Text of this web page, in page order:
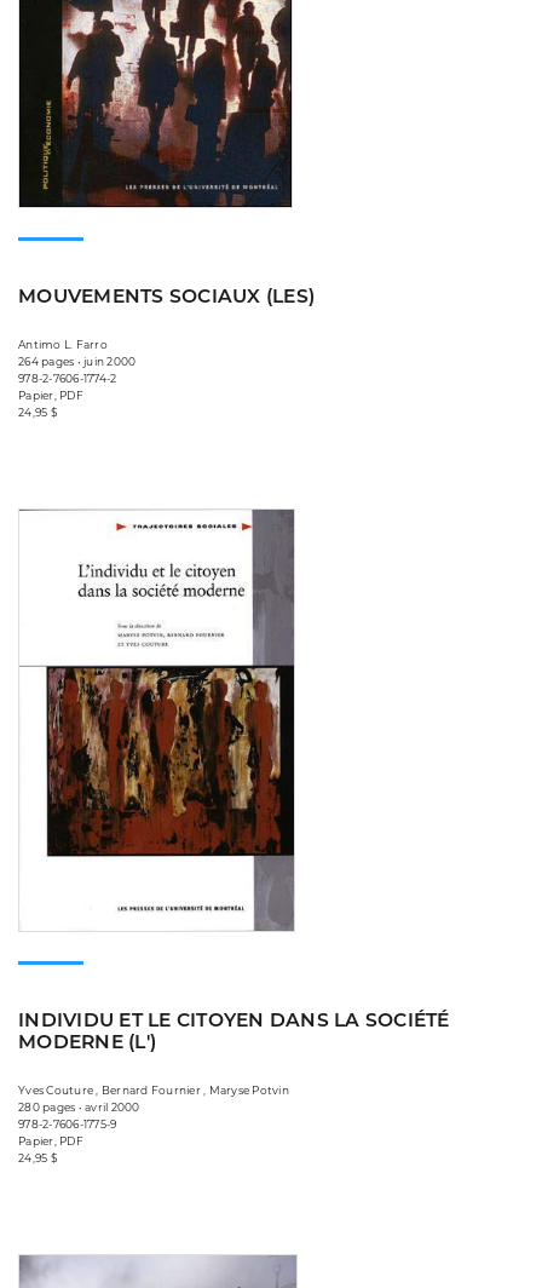
MOUVEMENTS SOCIAUX (LES)
Antimo L. Farro
264 pages • juin 2000
978-2-7606-1774-2
Papier, PDF
24,95 $
INDIVIDU ET LE CITOYEN DANS LA SOCIÉTÉ
MODERNE (L')
Yves Couture , Bernard Fournier , Maryse Potvin
280 pages • avril 2000
978-2-7606-1775-9
Papier, PDF
24,95 $